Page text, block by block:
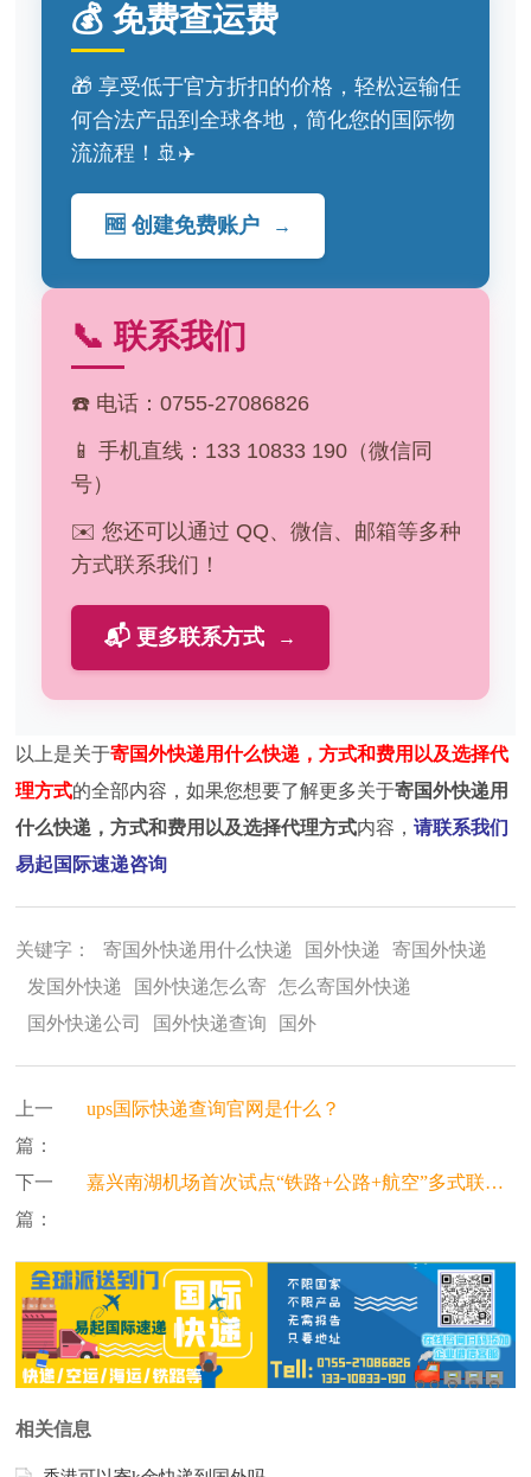
💰 免费查运费
🎁 享受低于官方折扣的价格，轻松运输任
何合法产品到全球各地，简化您的国际物
流流程！🚢✈️
🆓 创建免费账户 →
📞 联系我们
☎️ 电话：0755-27086826
📱 手机直线：133 10833 190（微信同
号）
✉️ 您还可以通过 QQ、微信、邮箱等多种
方式联系我们！
📬 更多联系方式 →
以上是关于寄国外快递用什么快递，方式和费用以及选择代
理方式的全部内容，如果您想要了解更多关于寄国外快递用
什么快递，方式和费用以及选择代理方式内容，请联系我们
易起国际速递咨询
关键字： 寄国外快递用什么快递 国外快递
寄国外快递
发国外快递
国外快递怎么寄
怎么寄国外快递
国外快递公司
国外快递查询 国外
上一
篇：
ups国际快递查询官网是什么？
下一
篇：
嘉兴南湖机场首次试点“铁路+公路+航空”多式联运，跨境货物中转时效提速20%
相关信息